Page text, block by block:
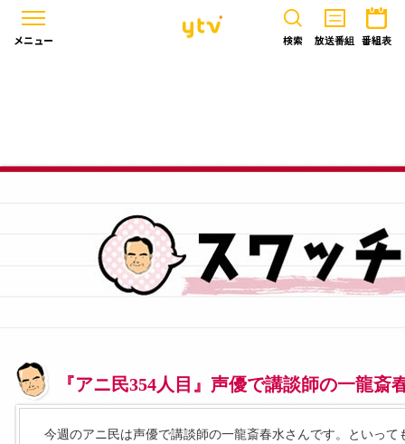
検索 放送番組 番組表
メニュー
『アニ民354人目』声優で講談師の一龍斎
今週のアニ民は声優で講談師の一龍斎春水さんです。といって